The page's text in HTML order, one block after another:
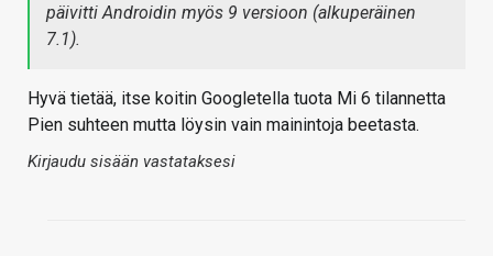
päivitti Androidin myös 9 versioon (alkuperäinen
7.1).
Hyvä tietää, itse koitin Googletella tuota Mi 6 tilannetta
Pien suhteen mutta löysin vain mainintoja beetasta.
Kirjaudu sisään vastataksesi